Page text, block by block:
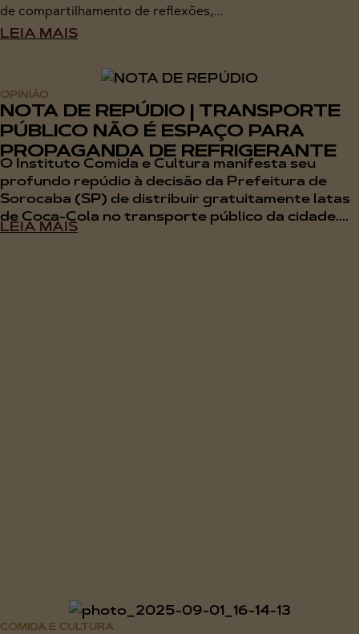
de compartilhamento de reflexões,...
LEIA MAIS
OPINIÃO
NOTA DE REPÚDIO | TRANSPORTE
PÚBLICO NÃO É ESPAÇO PARA
PROPAGANDA DE REFRIGERANTE
O Instituto Comida e Cultura manifesta seu
profundo repúdio à decisão da Prefeitura de
Sorocaba (SP) de distribuir gratuitamente latas
de Coca-Cola no transporte público da cidade....
LEIA MAIS
COMIDA E CULTURA